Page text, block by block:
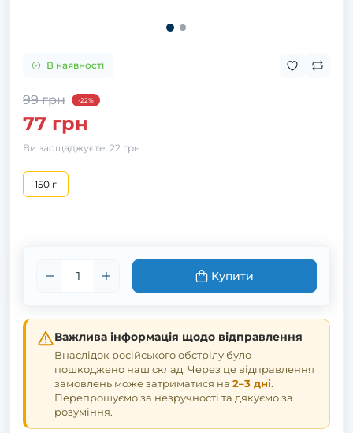
В наявності
99 грн -22%
77 грн
Ви заощаджуєте: 22 грн
150 г
Купити
Важлива інформація щодо відправлення
Внаслідок російського обстрілу було
пошкоджено наш склад. Через це відправлення
замовлень може затриматися на 2–3 дні.
Перепрошуємо за незручності та дякуємо за
розуміння.